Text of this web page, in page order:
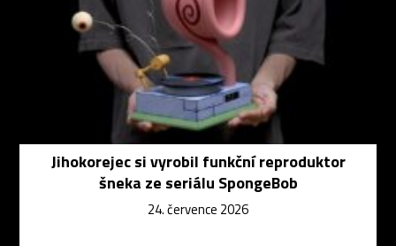
Jihokorejec si vyrobil funkční reproduktor
šneka ze seriálu SpongeBob
24. července 2026